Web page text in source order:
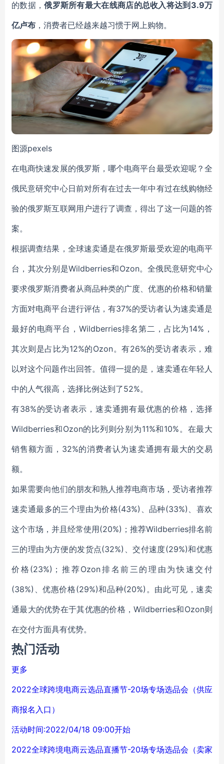
的数据，俄罗斯所有最大在线商店的总收入将达到3.9万
亿卢布 ，消费者已经越来越习惯于网上购物。
图源pexels
在电商快速发展的俄罗斯，哪个电商平台最受欢迎呢？全
俄民意研究中心日前对所有在过去一年中有过在线购物经
验的俄罗斯互联网用户进行了调查，得出了这一问题的答
案。
根据调查结果，全球速卖通是在俄罗斯最受欢迎的电商平
台，其次分别是Wildberries和Ozon。全俄民意研究中心
要求俄罗斯消费者从商品种类的广度、优惠的价格和销量
方面对电商平台进行评估，有37%的受访者认为速卖通是
最好的电商平台，Wildberries排名第二，占比为14%，
其次则是占比为12%的Ozon。有26%的受访者表示，难
以对这个问题作出回答。值得一提的是，速卖通在年轻人
中的人气很高，选择比例达到了52%。
有38%的受访者表示，速卖通拥有最优惠的价格，选择
Wildberries和Ozon的比列则分别为11%和10%。在最大
销售额方面，32%的消费者认为速卖通拥有最大的交易
额。
如果需要向他们的朋友和熟人推荐电商市场，受访者推荐
速卖通最多的三个理由为价格(43%)、品种(33%)、喜欢
这个市场，并且经常使用(20%)；推荐Wildberries排名前
三的理由为方便的发货点(32%)、交付速度(29%)和优惠
价格(23%)；推荐Ozon排名前三的理由为快速交付
(38%)、优惠价格(29%)和品种(20%)。由此可见，速卖
通最大的优势在于其优惠的价格，Wildberries和Ozon则
在交付方面具有优势。
热门活动
更多
2022全球跨境电商云选品直播节-20场专场选品会（供应
商报名入口）
活动时间:2022/04/18 09:00开始
2022全球跨境电商云选品直播节-20场专场选品会（卖家